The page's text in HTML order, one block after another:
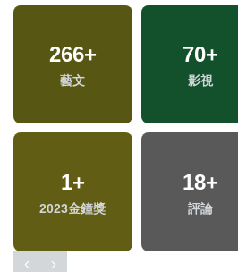
266+
藝文
70+
影視
1+
2023金鐘獎
18+
評論